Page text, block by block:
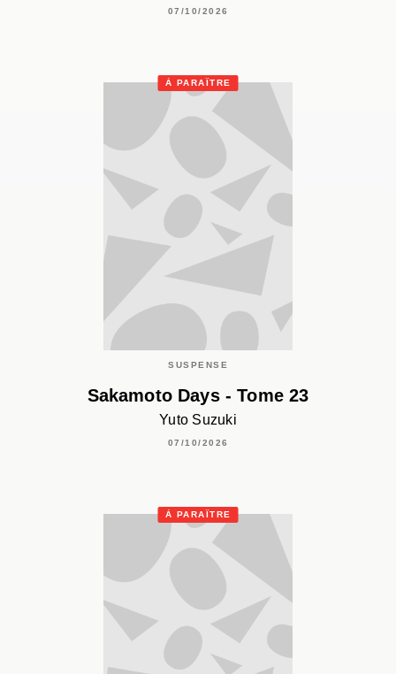
07/10/2026
À PARAÎTRE
SUSPENSE
Sakamoto Days - Tome 23
Yuto Suzuki
07/10/2026
À PARAÎTRE